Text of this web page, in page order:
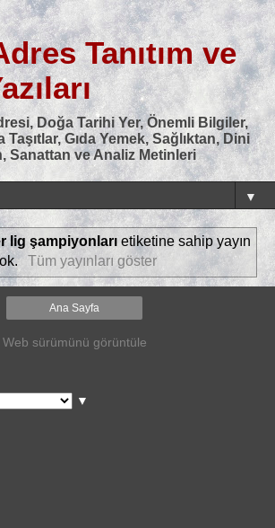
Tanıtım ve
Doğa Tarihi Yer, Önemli Bilgiler,
Gıda Yemek, Sağlıktan, Dini
Sanattan ve Analiz Metinleri
▼
lig şampiyonlarıetiketine sahip yayın
Tüm yayınları göster
Ana Sayfa
Web sürümünü görüntüle
▼